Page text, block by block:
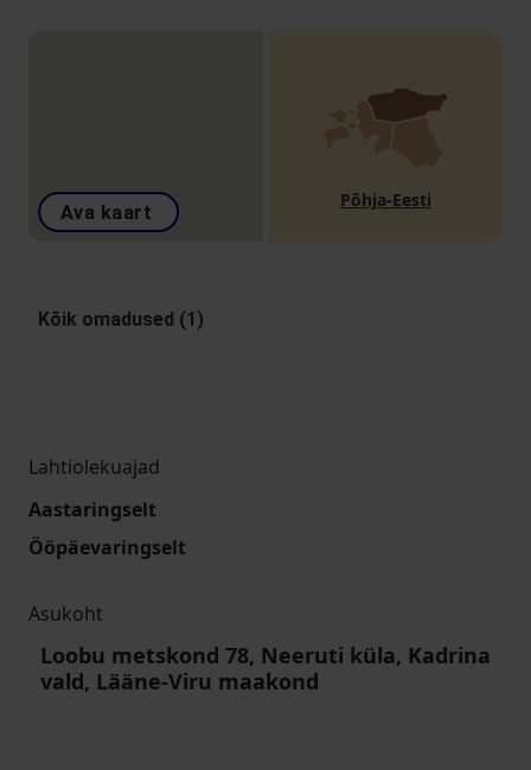
Ava kaart
Põhja-Eesti
Kõik omadused (1)
Lahtiolekuajad
Aastaringselt
Ööpäevaringselt
Asukoht
Loobu metskond 78, Neeruti küla, Kadrina
vald, Lääne-Viru maakond